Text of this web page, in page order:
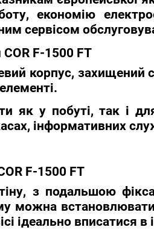
економію
сервісом
F-1500 FT
корпус, захищений
як у побуті, так і
інформативних
F-1500 FT
з подальшою
встановлювати
ідеально вписатися